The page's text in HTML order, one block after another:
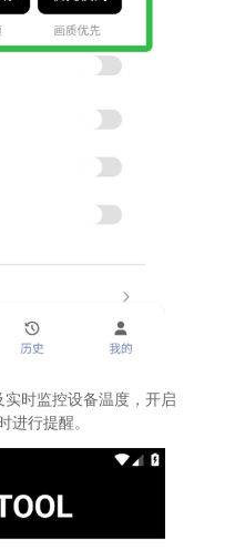
时监控设备温度，开启
进行提醒。